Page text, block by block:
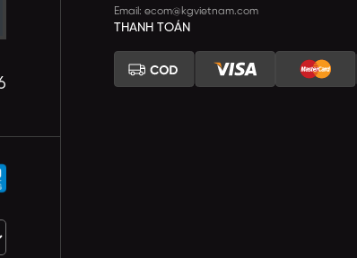
Email: ecom@kgvietnam.com
THANH TOÁN